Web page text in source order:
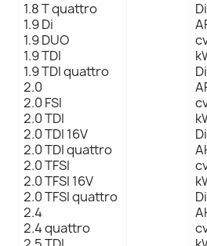
1.8 T quattro
1.9 Di
1.9 DUO
1.9 TDI
1.9 TDI quattro
2.0
2.0 FSI
2.0 TDI
2.0 TDI 16V
2.0 TDI quattro
2.0 TFSI
2.0 TFSI 16V
2.0 TFSI quattro
2.4
2.4 quattro